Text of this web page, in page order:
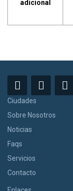
adicional
Ciudades
Sobre Nosotros
Noticias
Faqs
Servicios
Contacto